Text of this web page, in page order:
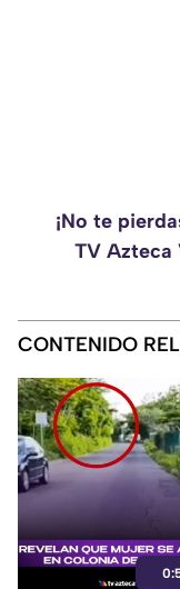
¡No te
TV Azteca
CONTENIDO